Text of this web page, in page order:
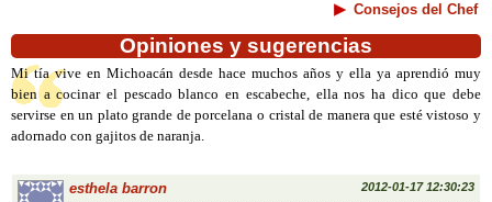
Consejos del Chef
Opiniones y sugerencias
Mi tía vive en Michoacán desde hace muchos años y ella ya aprendió muy
bien a cocinar el pescado blanco en escabeche, ella nos ha dico que debe
servirse en un plato grande de porcelana o cristal de manera que esté vistoso y
adornado con gajitos de naranja.
esthela barron 2012-01-17 12:30:23